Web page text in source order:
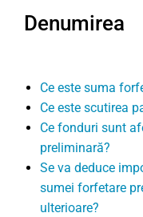
Denumirea
Ce este suma
Ce este scutirea
Ce fonduri sunt
preliminară?
Se va deduce
sumei forfetare
ulterioare?